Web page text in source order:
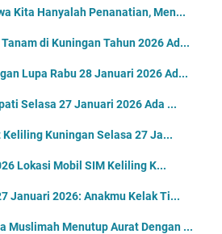
Kita Hanyalah Penanatian, Men...
di Kuningan Tahun 2026 Ad...
Lupa Rabu 28 Januari 2026 Ad...
Selasa 27 Januari 2026 Ada ...
Kuningan Selasa 27 Ja...
Lokasi Mobil SIM Keliling K...
Januari 2026: Anakmu Kelak Ti...
Muslimah Menutup Aurat Dengan ...